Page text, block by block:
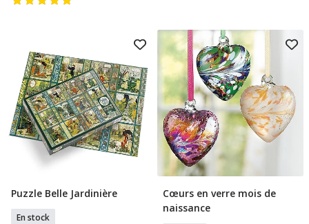
Ajouter Au Panier
Puzzle Belle Jardinière
En stock
Ajouter Au Panier
Cœurs en verre mois de
naissance